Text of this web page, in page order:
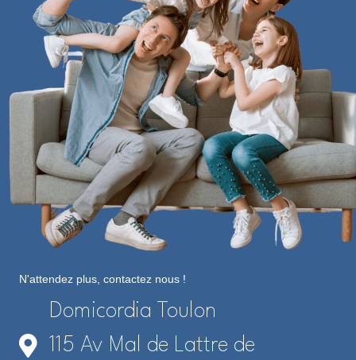
N'attendez plus, contactez nous !
Domicordia Toulon
115 Av Mal de Lattre de